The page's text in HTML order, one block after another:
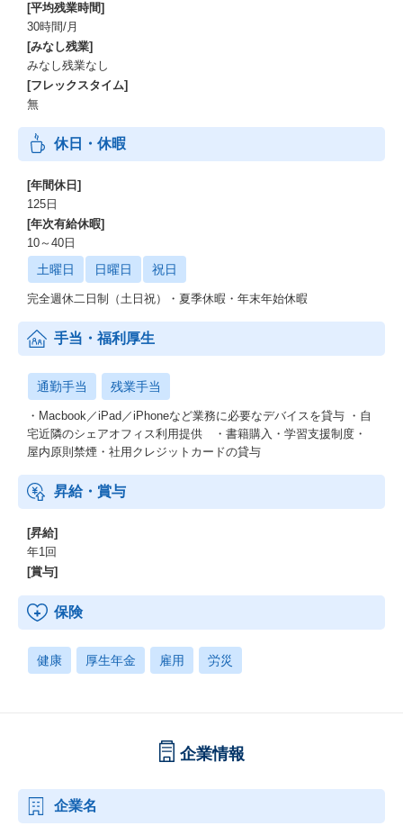
[平均残業時間]
30時間/月
[みなし残業]
みなし残業なし
[フレックスタイム]
無
休日・休暇
[年間休日]
125日
[年次有給休暇]
10～40日
土曜日 日曜日 祝日
完全週休二日制（土日祝）・夏季休暇・年末年始休暇
手当・福利厚生
通勤手当 残業手当
・Macbook／iPad／iPhoneなど業務に必要なデバイスを貸与 ・自
宅近隣のシェアオフィス利用提供 ・書籍購入・学習支援制度・
屋内原則禁煙・社用クレジットカードの貸与
昇給・賞与
[昇給]
年1回
[賞与]
保険
健康 厚生年金 雇用 労災
企業情報
企業名